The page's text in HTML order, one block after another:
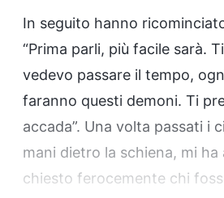
In seguito hanno
“Prima parli, più facile sarà.
vedevo passare il tempo,
faranno questi demoni. Ti
accada”. Una volta passati i
mani dietro la schiena, mi
chiesto ferocemente chi